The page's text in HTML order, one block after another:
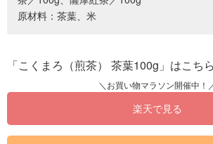
原材料：茶葉、米
「こくまろ（煎茶） 茶葉100g」はこちら
楽天で見る